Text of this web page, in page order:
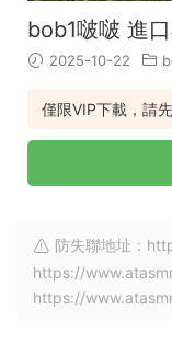
bob1啵啵 進
2025-10-22
僅限VIP下載，請先
防失聯地址：
https://
https://